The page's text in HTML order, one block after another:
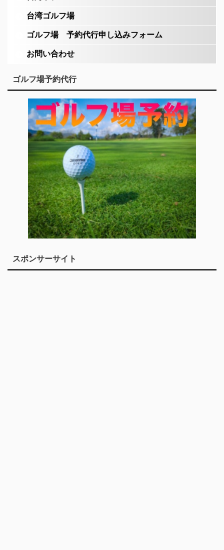
台湾ゴルフ場
ゴルフ場 予約代行申し込みフォーム
お問い合わせ
ゴルフ場予約代行
スポンサーサイト